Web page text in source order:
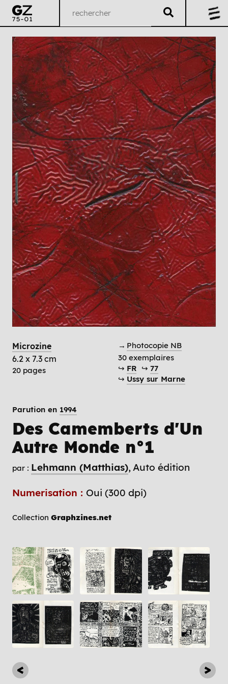
Microzine
6.2 x 7.3 cm
20 pages
→ Photocopie NB
30 exemplaires
↪ FR ↪ 77
↪ Ussy sur Marne
Parution en 1994
Des Camemberts d'Un
Autre Monde n°1
par : Lehmann (Matthias) Auto édition
Numerisation : Oui (300 dpi)
Collection Graphzines.net